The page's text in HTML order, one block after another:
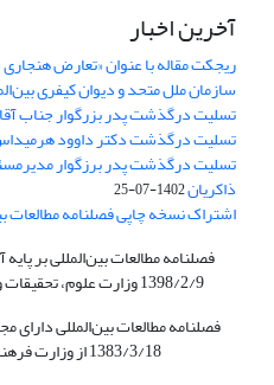
آخرین اخبار
ریجکت مقاله با عنوان «تعارض
سازمان ملل متحد و دیوان کیفری
تسلیت درگذشت پدر بزرگوار جناب
تسلیت درگذشت دکتر داوود
تسلیت درگذشت پدر برزگوار
ذاکریان1402-07-25
اشتراک نسخه چاپی فصلنامه مطالعات
1398/2/9 وزارت علوم، تحقیقات و فناوری، یک نشریه علمی است
1383/3/18 از وزارت فرهنگ و ارشاد اسلامی است